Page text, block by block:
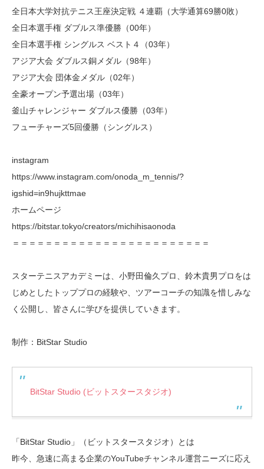
全日本大学対抗テニス王座決定戦 ４連覇（大学通算69勝0敗）
全日本選手権 ダブルス準優勝（00年）
全日本選手権 シングルス ベスト４（03年）
アジア大会 ダブルス銅メダル（98年）
アジア大会 団体金メダル（02年）
全豪オープン予選出場（03年）
釜山チャレンジャー ダブルス優勝（03年）
フューチャーズ5回優勝（シングルス）
instagram
https://www.instagram.com/onoda_m_tennis/?
igshid=in9hujkttmae
ホームページ
https://bitstar.tokyo/creators/michihisaonoda
＝＝＝＝＝＝＝＝＝＝＝＝＝＝＝＝＝＝＝＝＝＝＝＝
スターテニスアカデミーは、小野田倫久プロ、鈴木貴男プロをは
じめとしたトッププロの経験や、ツアーコーチの知識を惜しみな
く公開し、皆さんに学びを提供していきます。
制作：BitStar Studio
BitStar Studio (ビットスタースタジオ)
「BitStar Studio」（ビットスタースタジオ）とは
昨今、急速に高まる企業のYouTubeチャンネル運営ニーズに応え